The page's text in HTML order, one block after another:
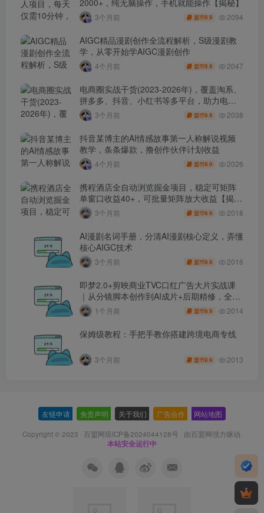
3个月前 盟币9.9 2094
AIGC精品漫剧创作全流程解析，S级漫剧教
学，从零开始学AIGC漫剧创作
4个月前 盟币9.9 2047
电商圈实战干货(2023-2026年)，覆盖淘系、
拼多多、抖音、小红书等多平台，助力电商
人避开坑、提效率、稳盈利(更新4月)
3个月前 盟币9.9 2038
抖音某博主的AI情感故事第一人称解说视频
教学，条条爆款，撸创作伙伴计划收益
4个月前 盟币9.9 2026
携程酒店全自动浏览掘金项目，稳定可矩阵
单窗口收益40+，可批量矩阵放大收益【揭
秘】3个月前 盟币9.9 2018
AI漫剧名词手册，分清AI漫剧核心定义，弄懂
核心AIGC技术
3个月前 盟币9.9 2016
即梦2.0+剪映商业TVC口红广告大片实战课
｜从分镜脚本创作到AI成片+后期精修，全流
程打造品牌级产品广告
1个月前 盟币9.9 2014
保姆级教程：手把手教你搭建跨境电商专线
3个月前 盟币9.9 2013
友链申请 免责声明 关于我们 广告合作 网站地图
Copyright © 2023 · 百盟网琼ICP备2024044128号 · 由百盟网强力驱动.
本站安全运行中